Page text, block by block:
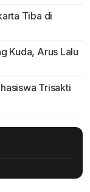
Tiba di
Kuda, Arus Lalu
Trisakti